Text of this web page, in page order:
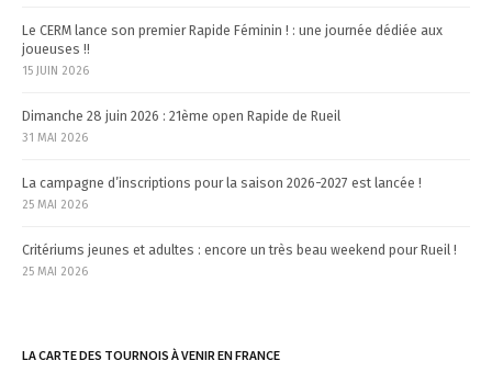
Le CERM lance son premier Rapide Féminin ! : une journée dédiée aux
joueuses !!
15 JUIN 2026
Dimanche 28 juin 2026 : 21ème open Rapide de Rueil
31 MAI 2026
La campagne d’inscriptions pour la saison 2026-2027 est lancée !
25 MAI 2026
Critériums jeunes et adultes : encore un très beau weekend pour Rueil !
25 MAI 2026
LA CARTE DES TOURNOIS À VENIR EN FRANCE